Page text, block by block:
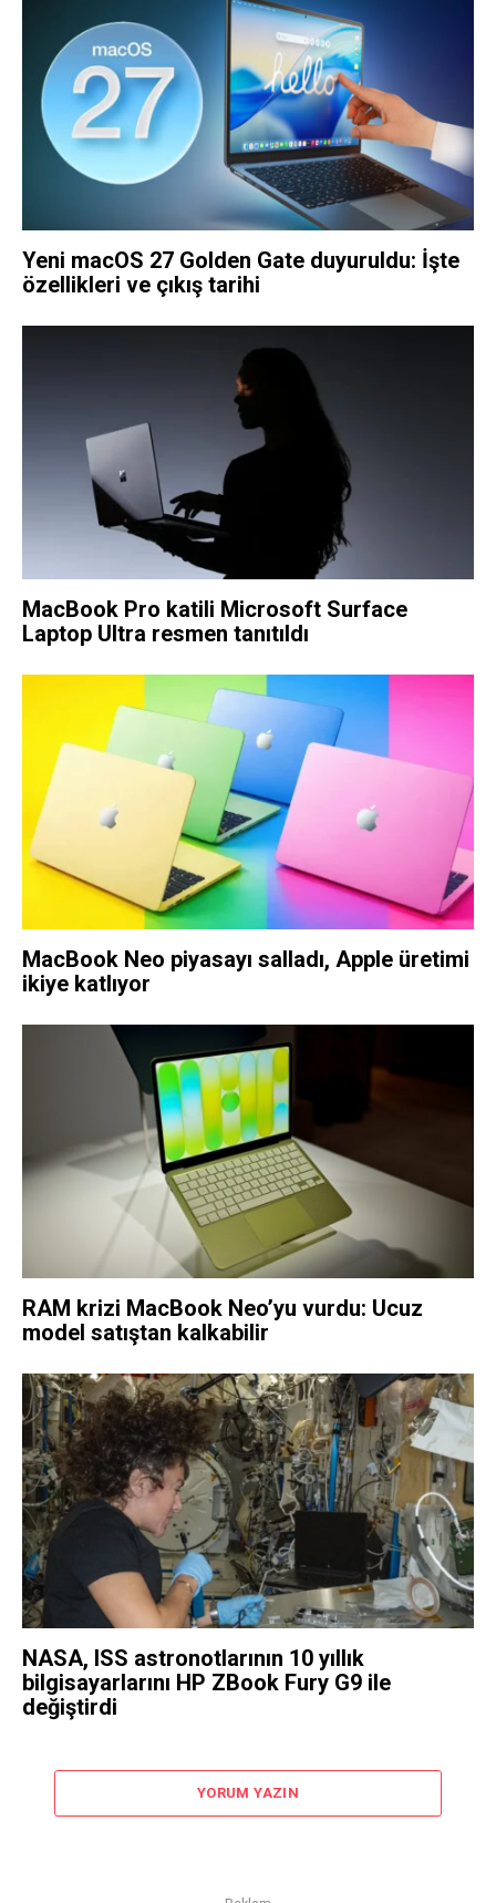
Yeni macOS 27 Golden Gate duyuruldu: İşte
özellikleri ve çıkış tarihi
MacBook Pro katili Microsoft Surface
Laptop Ultra resmen tanıtıldı
MacBook Neo piyasayı salladı, Apple üretimi
ikiye katlıyor
RAM krizi MacBook Neo’yu vurdu: Ucuz
model satıştan kalkabilir
NASA, ISS astronotlarının 10 yıllık
bilgisayarlarını HP ZBook Fury G9 ile
değiştirdi
YORUM YAZIN